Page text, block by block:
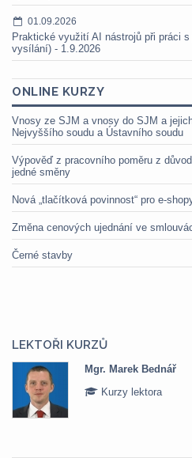
01.09.2026
Praktické využití AI nástrojů při práci
vysílání) - 1.9.2026
ONLINE KURZY
Vnosy ze SJM a vnosy do SJM a
Nejvyššího soudu a Ústavního soudu
Výpověď z pracovního poměru z
jedné směny
Nová „tlačítková povinnost“ pro e-
Změna cenových ujednání ve
Černé stavby
LEKTOŘI KURZŮ
Mgr. Marek Bednář
Kurzy lektora